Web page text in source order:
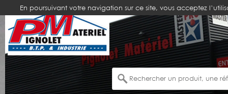
En poursuivant votre navigation sur ce site, vous acceptez